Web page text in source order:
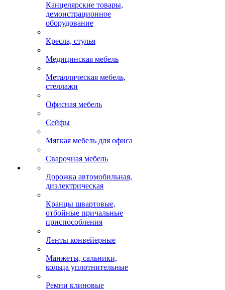
Канцелярские товары,
демонстрационное
оборудование
Кресла, стулья
Медицинская мебель
Металлическая мебель,
стеллажи
Офисная мебель
Сейфы
Мягкая мебель для офиса
Сварочная мебель
Дорожка автомобильная,
диэлектрическая
Кранцы швартовые,
отбойные причальные
приспособления
Ленты конвейерные
Манжеты, сальники,
кольца уплотнительные
Ремни клиновые